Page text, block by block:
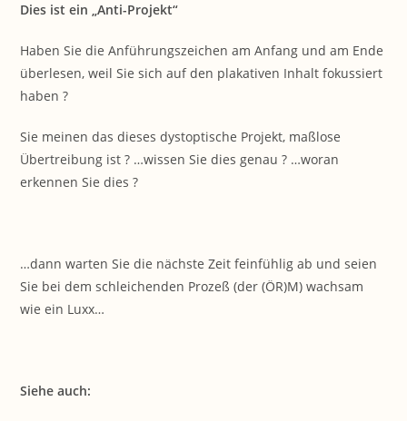
Dies ist ein „Anti-Projekt“
Haben Sie die Anführungszeichen am Anfang und am Ende
überlesen, weil Sie sich auf den plakativen Inhalt fokussiert
haben ?
Sie meinen das dieses dystoptische Projekt, maßlose
Übertreibung ist ? …wissen Sie dies genau ? …woran
erkennen Sie dies ?
…dann warten Sie die nächste Zeit feinfühlig ab und seien
Sie bei dem schleichenden Prozeß (der (ÖR)M) wachsam
wie ein Luxx…
Siehe auch: